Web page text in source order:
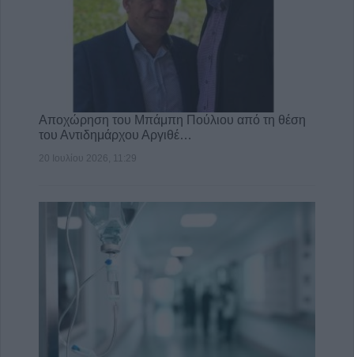
Αποχώρηση του Μπάμπη Πούλιου από τη θέση
του Αντιδημάρχου Αργιθέ…
20 Ιουλίου 2026, 11:29